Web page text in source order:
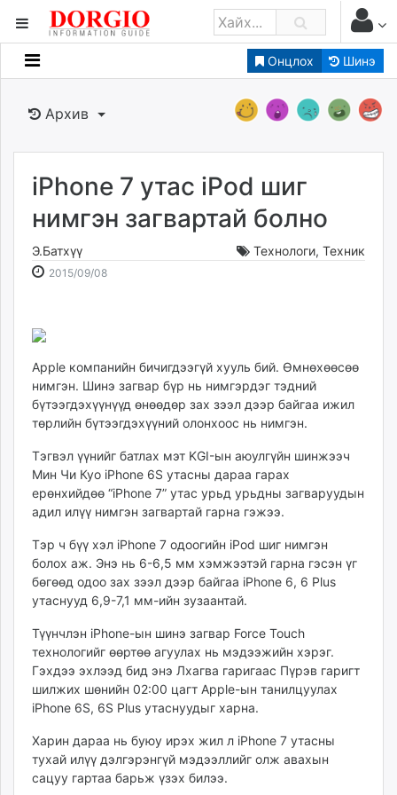
Онцлох Шинэ
Мэдээллийн
Банк санхүү
Бизнес ААН
Төрийн
dorgio.mn
Gogo.mn
zindaa.mn
Baabar.mn
tovch.mn
ikon.mn
mnb.mn
Livetv.mn
Eguur.mn
24tsag.mn
shuud.mn
eagle.mn
ergelt.mn
zarig.mn
today.mn
zuv.mn
mminfo.mn
ugluu.mn
urlag.mn
asu.mn
shudarga.mn
shuurhai.mn
Архив
iPhone 7 утас iPod шиг
нимгэн загвартай болно
Э.Батхүү Технологи, Техник
2015/09/082015-
2026-
Apple компанийн бичигдээгүй хууль бий. Өмнөхөөсөө
нимгэн. Шинэ загвар бүр нь нимгэрдэг тэдний
бүтээгдэхүүнүүд өнөөдөр зах зээл дээр байгаа ижил
төрлийн бүтээгдэхүүний олонхоос нь нимгэн.
Тэгвэл үүнийг батлах мэт KGI-ын аюулгүйн шинжээч
Мин Чи Куо iPhone 6S утасны дараа гарах
ерөнхийдөө “iPhone 7” утас урьд урьдны загваруудын
адил илүү нимгэн загвартай гарна гэжээ.
Тэр ч бүү хэл iPhone 7 одоогийн iPod шиг нимгэн
болох аж. Энэ нь 6-6,5 мм хэмжээтэй гарна гэсэн үг
бөгөөд одоо зах зээл дээр байгаа iPhone 6, 6 Plus
утаснууд 6,9-7,1 мм-ийн зузаантай.
Түүнчлэн iPhone-ын шинэ загвар Force Touch
технологийг өөртөө агуулах нь мэдээжийн хэрэг.
Гэхдээ эхлээд бид энэ Лхагва гаригаас Пүрэв гаригт
шилжих шөнийн 02:00 цагт Apple-ын танилцуулах
iPhone 6S, 6S Plus утаснуудыг харна.
Харин дараа нь буюу ирэх жил л iPhone 7 утасны
тухай илүү дэлгэрэнгүй мэдээллийг олж авахын
сацуу гартаа барьж үзэх билээ.